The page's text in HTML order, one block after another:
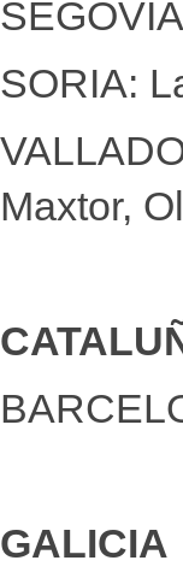
SORIA:
Maxtor,
GALICIA